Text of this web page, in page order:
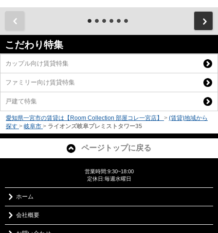
こだわり特集
カップル向け賃貸特集
ファミリー向け賃貸特集
戸建て特集
愛知県一宮市の賃貸は【Room Collection 部屋コレ一宮店】 > (賃貸)地域から
探す > 岐阜市 > ライオンズ岐阜プレミストタワー35
ページトップに戻る
営業時間:9:30~18:00
定休日:毎週水曜日
ホーム
会社概要